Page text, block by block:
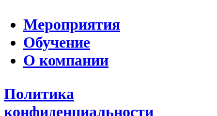
Мероприятия
Обучение
О компании
Политика
конфиденциальности